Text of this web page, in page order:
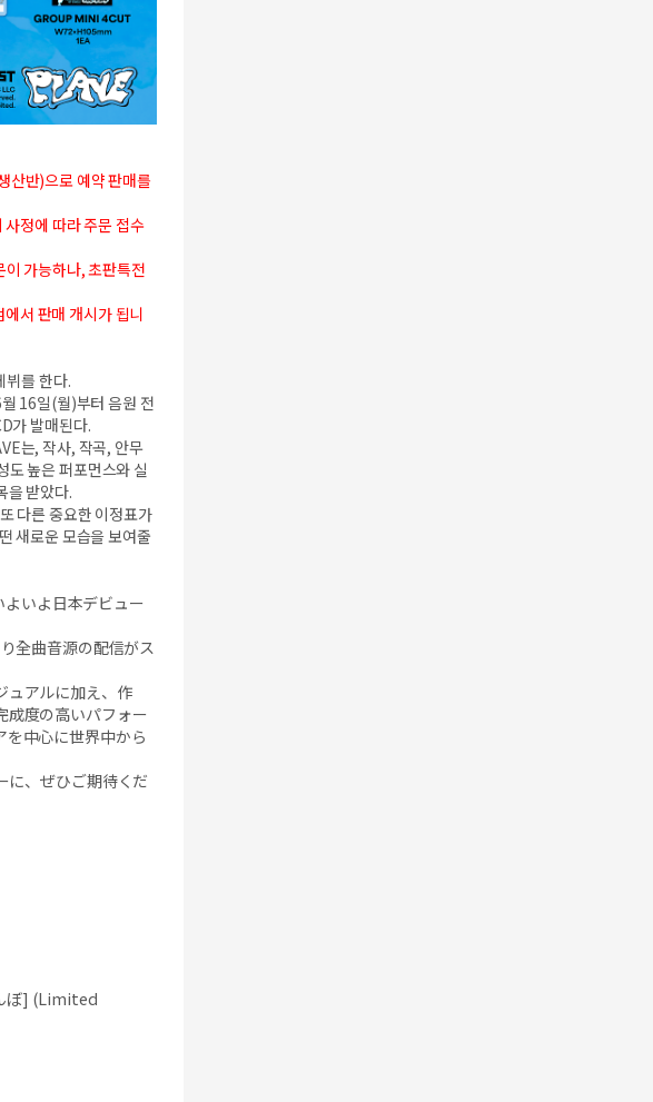
산반)으로 예약 판매를
정에 따라 주문 접수
가능하나, 초판특전
서 판매 개시가 됩니
뷔를 한다.
16일(월)부터 음원 전
가 발매된다.
는, 작사, 작곡, 안무
도 높은 퍼포먼스와 실
을 받았다.
다른 중요한 이정표가
새로운 모습을 보여줄
いよ日本デビュー
全曲音源の配信がス
ュアルに加え、作
成度の高いパフォー
を中心に世界中から
に、ぜひご期待くだ
ぼ] (Limited